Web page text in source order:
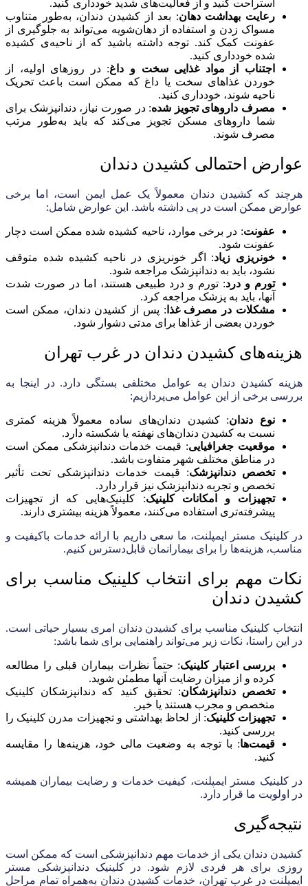
استراحت کنید و از فعالیت‌های شدید خودداری کنید.
رعایت بهداشت دهان: بعد از کشیدن دندان، به‌طور متناوب
مسواک زدن و استفاده از دهان‌شویه می‌تواند به جلوگیری از
عفونت کمک کند. توجه داشته باشید که از ناحیه‌ی کشیده
شده خودداری کنید.
اجتناب از مواد غذایی سخت و داغ: در روز‌های اولیه، از
خوردن غذاهای سخت یا داغ که ممکن است باعث تحریک
ناحیه شوند، خودداری کنید.
مصرف داروهای تجویز شده: در صورت نیاز، دندانپزشک برای
شما داروهای مسکن تجویز می‌کند که باید به‌طور مرتب
مصرف شوند.
عوارض احتمالی کشیدن دندان
هرچند که کشیدن دندان معمولاً یک عمل ایمن است، اما برخی
عوارض ممکن است در پی داشته باشد. این عوارض شامل:
عفونت: در برخی موارد، ناحیه کشیده شده ممکن است دچار
عفونت شود.
خونریزی زیاد: اگر خونریزی در ناحیه کشیده شده متوقف
نشود، باید به دندانپزشک مراجعه شود.
تورم و درد: تورم و درد طبیعی هستند، اما در صورت شدت
آنها، باید به پزشک مراجعه کرد.
مشکلات در مصرف غذا : پس از کشیدن دندان، ممکن است
خوردن بعضی از غذاها برای مدتی دشوار شود.
هزینه‌های کشیدن دندان در غرب تهران
هزینه کشیدن دندان به عوامل مختلفی بستگی دارد. در اینجا به
بررسی برخی از این عوامل می‌پردازیم:
نوع دندان: کشیدن دندان‌های ساده معمولاً هزینه کمتری
نسبت به کشیدن دندان‌های نهفته یا شکسته دارد.
موقعیت جغرافیایی: قیمت خدمات دندانپزشکی ممکن است
در مناطق مختلف شهر متفاوت باشد.
تخصص دندانپزشک: قیمت خدمات دندانپزشکی تحت تأثیر
تخصص و تجربه دندانپزشک نیز قرار دارد.
تجهیزات و امکانات کلینیک: کلینیک‌هایی که از تجهیزات
پیشرفته‌تری استفاده می‌کنند، معمولاً هزینه بیشتری دارند.
در کلینیک مستر ایمپلنت، ما سعی داریم با ارائه خدمات باکیفیت و
مناسب، هزینه‌ها را برای بیمارانمان قابل‌دسترس کنیم.
نکات مهم برای انتخاب کلینیک مناسب برای
کشیدن دندان
انتخاب کلینیک مناسب برای کشیدن دندان امری بسیار حیاتی است.
در این راستا، نکات زیر می‌تواند راهنمایی برای شما باشد:
بررسی اعتبار کلینیک: حتماً نظرات بیماران قبلی را مطالعه
کرده و از میزان رضایت آنها مطمئن شوید.
تخصص دندانپزشکان: تحقیق کنید که دندانپزشکان کلینیک
متخصص و مجرب هستند یا خیر.
تجهیزات کلینیک: از لحاظ بهداشتی و تجهیزات مدرن کلینیک را
بررسی کنید.
قیمت‌ها: با توجه به وضعیت مالی خود، هزینه‌ها را مقایسه
کنید.
در کلینیک مستر ایمپلنت، کیفیت خدمات و رضایت بیماران همیشه
در اولویت ما قرار دارد.
نتیجه‌گیری
کشیدن دندان یکی از خدمات مهم دندانپزشکی است که ممکن است
روزی برای هر فردی لازم شود. در کلینیک دندانپزشکی مستر
ایمپلنت در غرب تهران، خدمات کشیدن دندان به‌همراه تمام مراحل